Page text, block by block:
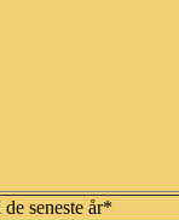
seneste år*